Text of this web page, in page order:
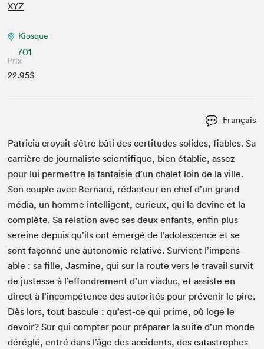
XYZ
Kiosque
701
Prix
22.95$
Français
Patri­cia croy­ait s’être bâti des cer­ti­tudes solides, fiables. Sa
car­rière de jour­nal­iste sci­en­tifique, bien établie, assez
pour lui per­me­t­tre la fan­taisie d’un chalet loin de la ville.
Son cou­ple avec Bernard, rédac­teur en chef d’un grand
média, un homme intel­li­gent, curieux, qui la devine et la
com­plète. Sa rela­tion avec ses deux enfants, enfin plus
sere­ine depuis qu’ils ont émergé de l’ado­les­cence et se
sont façon­né une autonomie rel­a­tive. Survient l’im­pens­
able : sa fille, Jas­mine, qui sur la route vers le tra­vail survit
de justesse à l’ef­fon­drement d’un via­duc, et assiste en
direct à l’in­com­pé­tence des autorités pour prévenir le pire.
Dès lors, tout bas­cule : qu’est-ce qui prime, où loge le
devoir? Sur qui compter pour pré­par­er la suite d’un monde
déréglé, entré dans l’âge des acci­dents, des cat­a­stro­phes